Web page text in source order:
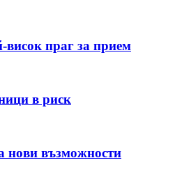
висок праг за прием
в риск
нови възможности